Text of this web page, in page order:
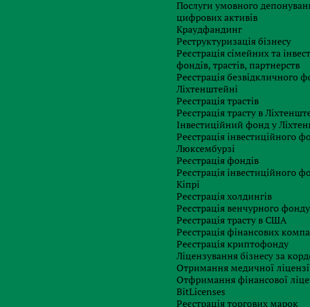
Послуги умовного
цифрових активів
Краудфандинг
Реструктуризація бізнесу
Реєстрація сімейних та
фондів, трастів, партнерств
Реєстрація безвідкличного
Ліхтенштейні
Реєстрація трастів
Реєстрація трасту в
Інвестиційний фонд у
Реєстрація інвестиційного
Люксембурзі
Реєстрація фондів
Реєстрація інвестиційного
Кіпрі
Реєстрація холдингів
Реєстрація венчурного
Реєстрація трасту в США
Реєстрація фінансових
Реєстрація криптофонду
Ліцензування бізнесу за
Отримання медичної
Отфримання фінансової
BitLicenses
Реєстрація торгових марок
https://psm7.com/sontactless-payments/visa-uvelichila-limit-dlya-
platezhej-nazvana-novaya-summa.html
картах використовується той самий динамічний захист
кожній транзакції генерується унікальний одноразовий код,
даних карти інформація не може бути використана для
забезпечує найшвидший, зручний і надійний спосіб
Збільшення ліміту на проведення безконтактних операцій
споживчий досвід.
і смарт-годинником по цифровим карткам Visa введення ПІН-
яку суму.
цінують швидкість, зручність і простоту. Понад 52%
з використанням безконтактних платіжних інструментів, і
платежів зросла”, – заявила старший віце-президент Visa
Віра Платонова.
урядів і індустрії безготівкових платежів в цілому в
Наступний крок – тісна співпраця з представниками
необхідних технічних змін в точках продажів.